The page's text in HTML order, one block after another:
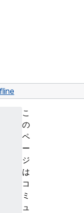
こ
の
ペ
ー
ジ
は
コ
ミ
ュ